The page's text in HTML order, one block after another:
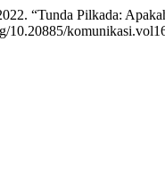
“Tunda Pilkada:
10.20885/